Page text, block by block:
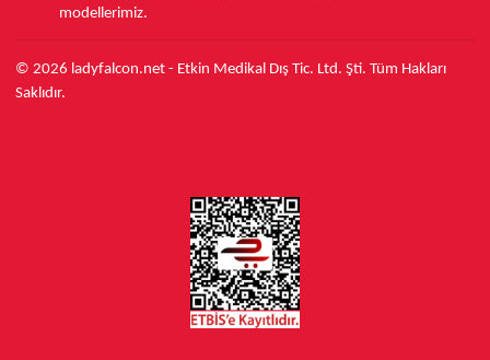
modellerimiz.
© 2026 ladyfalcon.net - Etkin Medikal Dış Tic. Ltd. Şti. Tüm Hakları
Saklıdır.